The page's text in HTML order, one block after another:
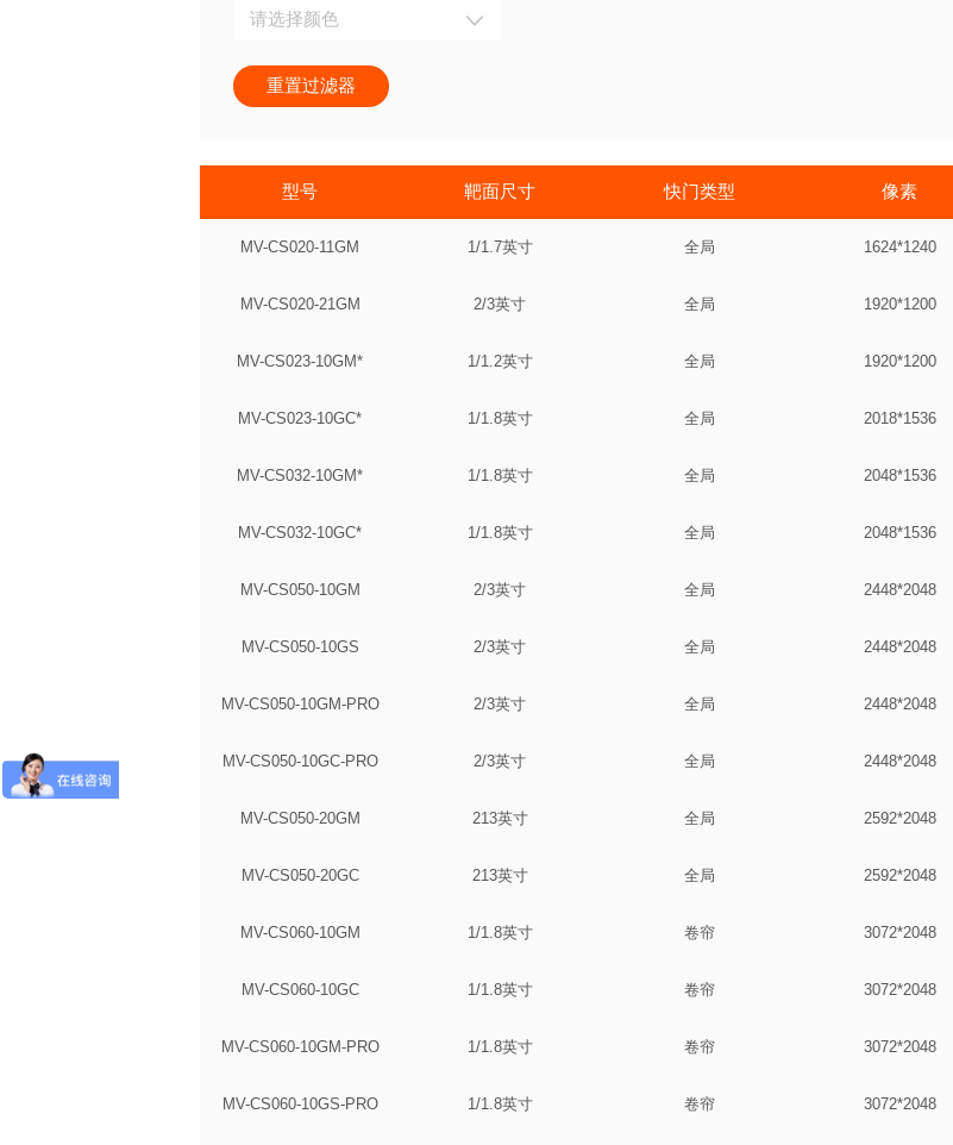
请选择颜色
重置过滤器
型号 靶面尺寸 快门类型 像素
MV-CS020-11GM 1/1.7英寸 全局 1624*1240
MV-CS020-21GM 2/3英寸 全局 1920*1200
MV-CS023-10GM* 1/1.2英寸 全局 1920*1200
MV-CS023-10GC* 1/1.8英寸 全局 2018*1536
MV-CS032-10GM* 1/1.8英寸 全局 2048*1536
MV-CS032-10GC* 1/1.8英寸 全局 2048*1536
MV-CS050-10GM 2/3英寸 全局 2448*2048
MV-CS050-10GS 2/3英寸 全局 2448*2048
MV-CS050-10GM-PRO 2/3英寸 全局 2448*2048
MV-CS050-10GC-PRO 2/3英寸 全局 2448*2048
MV-CS050-20GM 213英寸 全局 2592*2048
MV-CS050-20GC 213英寸 全局 2592*2048
MV-CS060-10GM 1/1.8英寸 卷帘 3072*2048
MV-CS060-10GC 1/1.8英寸 卷帘 3072*2048
MV-CS060-10GM-PRO 1/1.8英寸 卷帘 3072*2048
MV-CS060-10GS-PRO 1/1.8英寸 卷帘 3072*2048